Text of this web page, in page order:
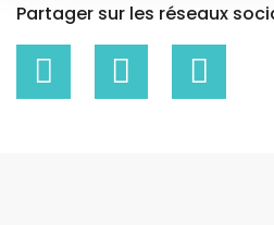
Partager sur les réseaux